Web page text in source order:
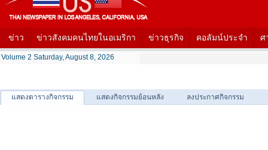
ข่าว ข่าวสังคมคนไทยในอเมริกา ข่าวธุรกิจ คอลัมน์ประจำ ศ
Volume 2 Saturday, August 8, 2026
แสดงตารางกิจกรรม แสดงกิจกรรมย้อนหลัง ลงประกาศกิจกรรม